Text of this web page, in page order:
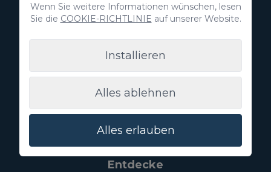
C/ Swing Los Lagos, 9
35100 Maspalomas, Gran Canaria
Kanarische Inseln, Spanien
CIF:B76226992
info@villagrancanaria.com
+34 928 380 457
+34 928 380 457
Entdecke
Wenn Sie weitere Informationen wünschen, lesen
Sie die COOKIE-RICHTLINIE auf unserer Website.
Installieren
Alles ablehnen
Alles erlauben